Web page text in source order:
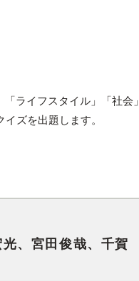
ライフスタイル」「社会」
ズを出題します。
、宮田俊哉、千賀